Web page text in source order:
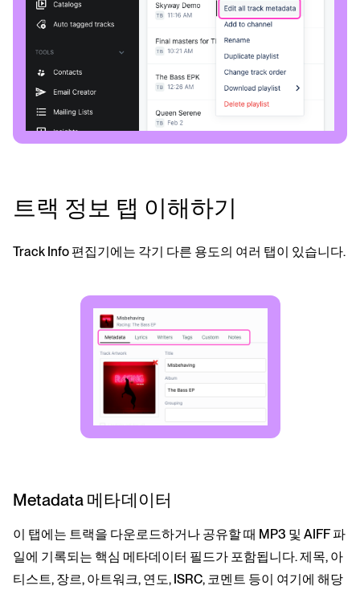
트랙 정보 탭 이해하기
Track Info 편집기에는 각기 다른 용도의 여러 탭이 있습니다.
Metadata 메타데이터
이 탭에는 트랙을 다운로드하거나 공유할 때 MP3 및 AIFF 파
일에 기록되는 핵심 메타데이터 필드가 포함됩니다. 제목, 아
티스트, 장르, 아트워크, 연도, ISRC, 코멘트 등이 여기에 해당